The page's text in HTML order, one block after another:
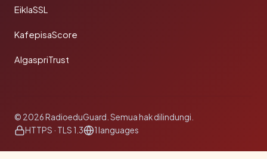
EiklaSSL
KafepisaScore
AlgaspriTrust
© 2026 RadioeduGuard. Semua hak dilindungi.
HTTPS · TLS 1.3
1 languages